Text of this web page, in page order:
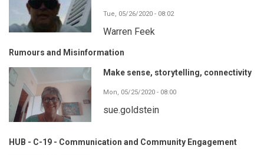
Tue, 05/26/2020 - 08:02
Warren Feek
Rumours and Misinformation
Make sense, storytelling, connectivity
Mon, 05/25/2020 - 08:00
sue.goldstein
HUB - C-19 - Communication and Community Engagement